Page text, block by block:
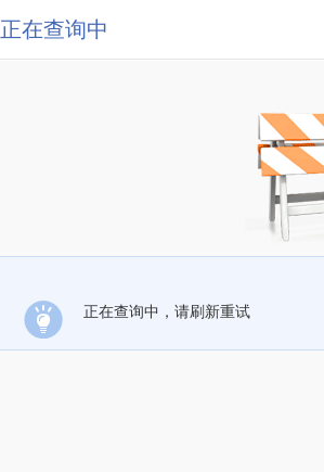
正在查询中
正在查询中，请刷新重试